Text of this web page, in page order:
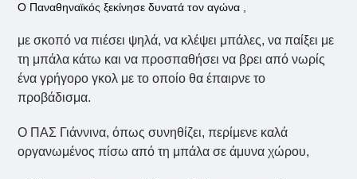
Ο Παναθηναϊκός ξεκίνησε δυνατά τον αγώνα ,
με σκοπό να πιέσει ψηλά, να κλέψει μπάλες, να παίξει με
τη μπάλα κάτω και να προσπαθήσει να βρει από νωρίς
ένα γρήγορο γκολ με το οποίο θα έπαιρνε το
προβάδισμα.
Ο ΠΑΣ Γιάννινα, όπως συνηθίζει, περίμενε καλά
οργανωμένος πίσω από τη μπάλα σε άμυνα χώρου,